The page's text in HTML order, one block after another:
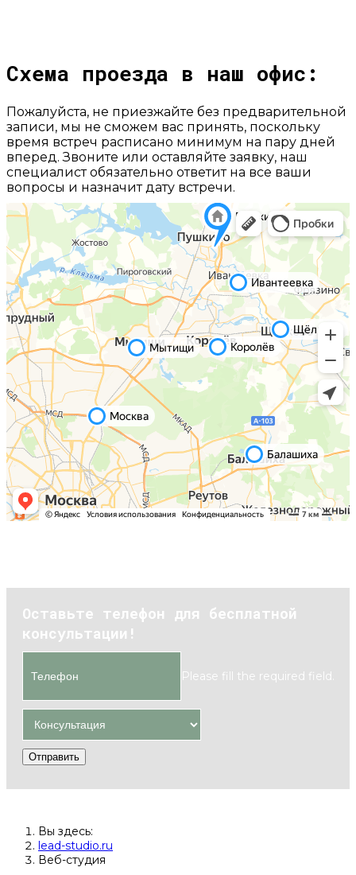
Схема проезда в наш офис:
Пожалуйста, не приезжайте без предварительной
записи, мы не сможем вас принять, поскольку
время встреч расписано минимум на пару дней
вперед. Звоните или оставляйте заявку, наш
специалист обязательно ответит на все ваши
вопросы и назначит дату встречи.
Оставьте телефон для бесплатной
консультации!
Please fill the required field.
Отправить
Вы здесь:
lead-studio.ru
Веб-студия